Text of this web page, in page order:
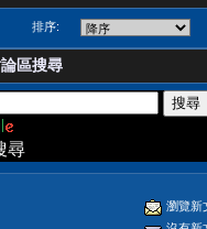
排序:
區搜尋
尋
瀏覽新